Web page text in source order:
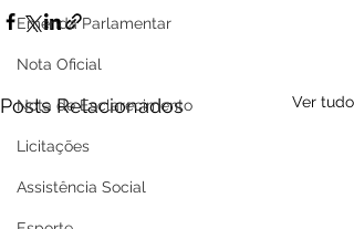
Emenda Parlamentar
Nota Oficial
Nota de Esclarecimento
Licitações
Assistência Social
Posts Relacionados Ver tudo